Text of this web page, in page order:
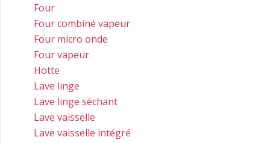
Four
Four combiné vapeur
Four micro onde
Four vapeur
Hotte
Lave linge
Lave linge séchant
Lave vaisselle
Lave vaisselle intégré